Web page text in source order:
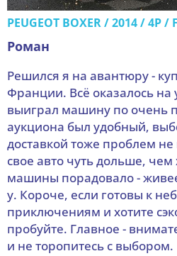
PEUGEOT BOXER / 2014 / 4P /
Роман
Решился я на авантюру -
Франции. Всё оказалось на
выиграл машину по очень
аукциона был удобный,
доставкой тоже проблем
свое авто чуть дольше, чем
машины порадовало -
у. Короче, если готовы к
приключениям и хотите
пробуйте. Главное -
и не торопитесь с выбором.